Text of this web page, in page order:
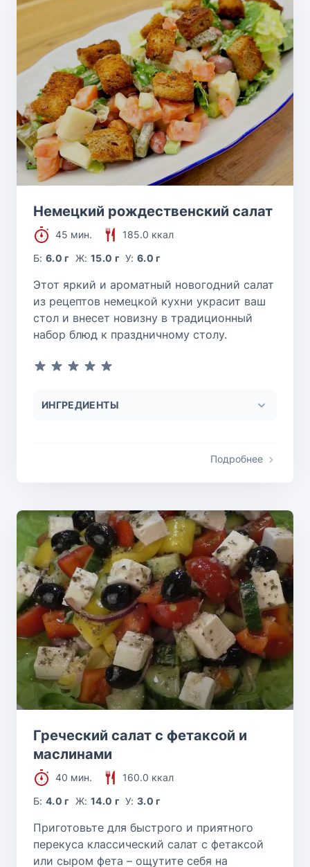
Немецкий рождественский салат
45 мин.
185.0 ккал
Б:6.0 г Ж: 15.0 г У:6.0 г
Этот яркий и ароматный новогодний салат
из рецептов немецкой кухни украсит ваш
стол и внесет новизну в традиционный
набор блюд к праздничному столу.
ИНГРЕДИЕНТЫ
Подробнее
Греческий салат с фетаксой и
маслинами
40 мин.
160.0 ккал
Б:4.0 г Ж: 14.0 г У:3.0 г
Приготовьте для быстрого и приятного
перекуса классический салат с фетаксой
или сыром фета – ощутите себя на